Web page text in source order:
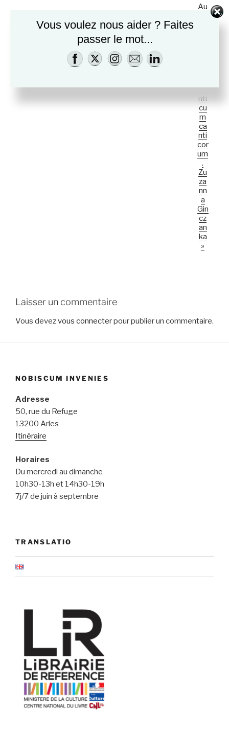
n
t
Au
Ca
nti
cu
m
ca
nti
cor
um
.
Zu
za
nn
a
Gin
cz
an
ka
»
Laisser un commentaire
Vous devezvous connecterpour publier un commentaire.
NOBISCUM INVENIES
Adresse
50, rue du Refuge
13200 Arles
Itinéraire
Horaires
Du mercredi au dimanche
10h30-13h et 14h30-19h
7j/7 de juin à septembre
TRANSLATIO
Vous voulez nous aider ? Faites
passer le mot...